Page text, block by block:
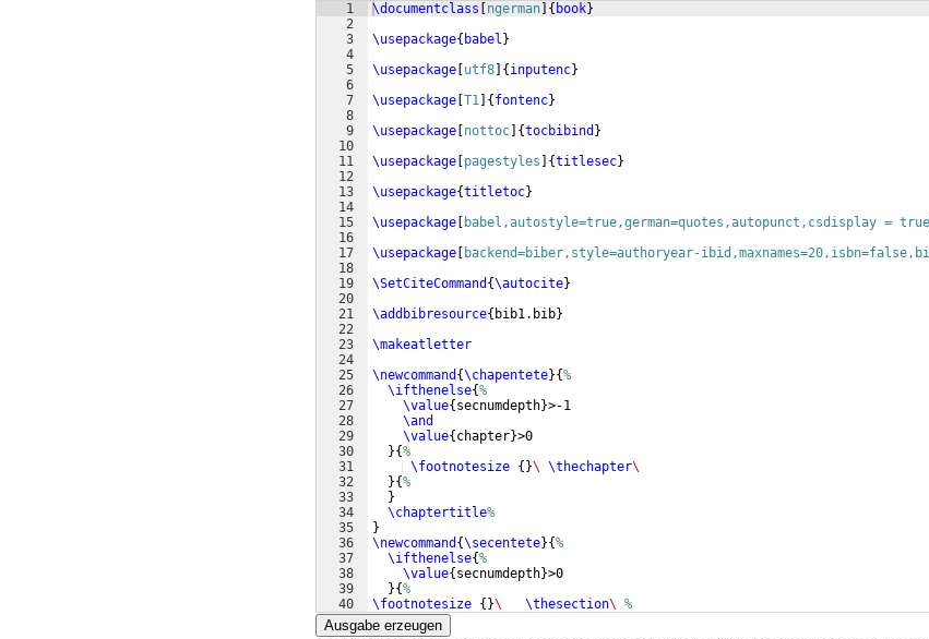
1
2
3
4
5
6
7
8
9
10
11
12
13
14
15
16
17
18
19
20
21
22
23
24
25
26
27
28
29
30
31
32
33
34
35
36
37
38
39
40
41
\documentclass ngerman { book}
\usepackage{ babel }
\usepackage utf8 { inputenc}
\usepackage T1 { fontenc}
\usepackage nottoc {tocbibind }
\usepackage pagestyles {titlesec}
\usepackage{titletoc}
\usepackage
babel,autostyle=true,german=quotes,autopunct,csdisplay = true
\usepackage
backend=biber,style=authoryear-
\SetCiteCommand {\autocite}
\addbibresource{ bib1.bib}
\makeatletter
\newcommand {\chapentete}{%
\ifthenelse{%
\value{ secnumdepth}>-1
\and
\value{ chapter}>0
}{%
\footnotesize { }\ \thechapter\
}{%
}
\chaptertitle%
}
\newcommand {\secentete}{%
\ifthenelse{%
\value{ secnumdepth}>0
}{%
\footnotesize { }\ \thesection\ %
}{%
Ausgabe erzeugen